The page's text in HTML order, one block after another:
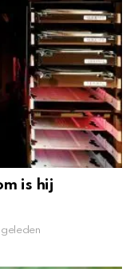
is hij